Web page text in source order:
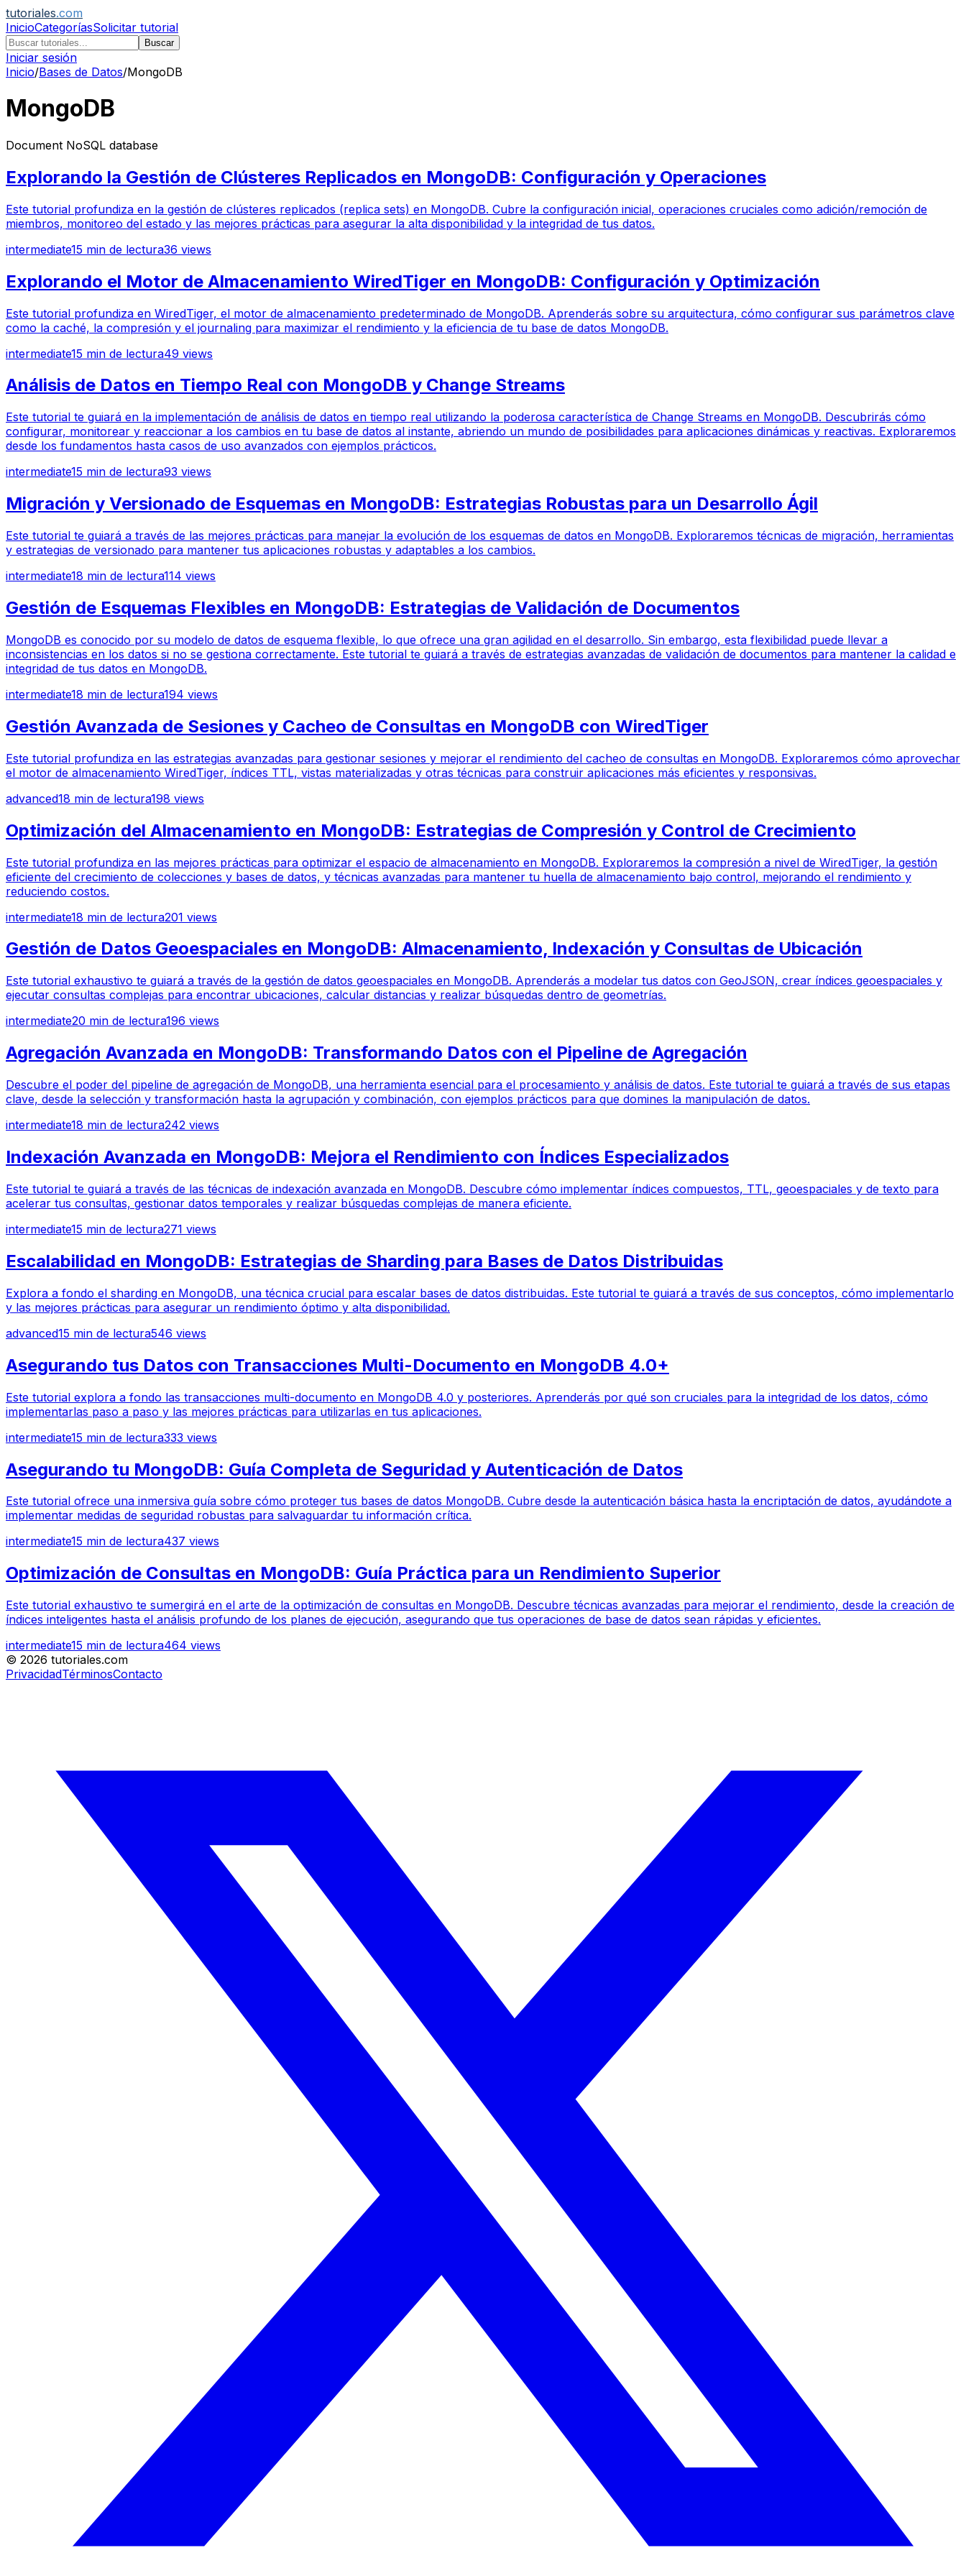
tutoriales.com
InicioCategoríasSolicitar tutorial
Buscar
Iniciar sesión
Inicio/Bases de Datos/MongoDB
MongoDB
Document NoSQL database
Explorando la Gestión de Clústeres Replicados en MongoDB: Configuración y Operaciones
Este tutorial profundiza en la gestión de clústeres replicados (replica sets) en MongoDB. Cubre la configuración inicial, operaciones cruciales como adición/remoción de
miembros, monitoreo del estado y las mejores prácticas para asegurar la alta disponibilidad y la integridad de tus datos.
intermediate15 min de lectura36 views
Explorando el Motor de Almacenamiento WiredTiger en MongoDB: Configuración y Optimización
Este tutorial profundiza en WiredTiger, el motor de almacenamiento predeterminado de MongoDB. Aprenderás sobre su arquitectura, cómo configurar sus parámetros clave
como la caché, la compresión y el journaling para maximizar el rendimiento y la eficiencia de tu base de datos MongoDB.
intermediate15 min de lectura49 views
Análisis de Datos en Tiempo Real con MongoDB y Change Streams
Este tutorial te guiará en la implementación de análisis de datos en tiempo real utilizando la poderosa característica de Change Streams en MongoDB. Descubrirás cómo
configurar, monitorear y reaccionar a los cambios en tu base de datos al instante, abriendo un mundo de posibilidades para aplicaciones dinámicas y reactivas. Exploraremos
desde los fundamentos hasta casos de uso avanzados con ejemplos prácticos.
intermediate15 min de lectura93 views
Migración y Versionado de Esquemas en MongoDB: Estrategias Robustas para un Desarrollo Ágil
Este tutorial te guiará a través de las mejores prácticas para manejar la evolución de los esquemas de datos en MongoDB. Exploraremos técnicas de migración, herramientas
y estrategias de versionado para mantener tus aplicaciones robustas y adaptables a los cambios.
intermediate18 min de lectura114 views
Gestión de Esquemas Flexibles en MongoDB: Estrategias de Validación de Documentos
MongoDB es conocido por su modelo de datos de esquema flexible, lo que ofrece una gran agilidad en el desarrollo. Sin embargo, esta flexibilidad puede llevar a
inconsistencias en los datos si no se gestiona correctamente. Este tutorial te guiará a través de estrategias avanzadas de validación de documentos para mantener la calidad e
integridad de tus datos en MongoDB.
intermediate18 min de lectura194 views
Gestión Avanzada de Sesiones y Cacheo de Consultas en MongoDB con WiredTiger
Este tutorial profundiza en las estrategias avanzadas para gestionar sesiones y mejorar el rendimiento del cacheo de consultas en MongoDB. Exploraremos cómo aprovechar
el motor de almacenamiento WiredTiger, índices TTL, vistas materializadas y otras técnicas para construir aplicaciones más eficientes y responsivas.
advanced18 min de lectura198 views
Optimización del Almacenamiento en MongoDB: Estrategias de Compresión y Control de Crecimiento
Este tutorial profundiza en las mejores prácticas para optimizar el espacio de almacenamiento en MongoDB. Exploraremos la compresión a nivel de WiredTiger, la gestión
eficiente del crecimiento de colecciones y bases de datos, y técnicas avanzadas para mantener tu huella de almacenamiento bajo control, mejorando el rendimiento y
reduciendo costos.
intermediate18 min de lectura201 views
Gestión de Datos Geoespaciales en MongoDB: Almacenamiento, Indexación y Consultas de Ubicación
Este tutorial exhaustivo te guiará a través de la gestión de datos geoespaciales en MongoDB. Aprenderás a modelar tus datos con GeoJSON, crear índices geoespaciales y
ejecutar consultas complejas para encontrar ubicaciones, calcular distancias y realizar búsquedas dentro de geometrías.
intermediate20 min de lectura196 views
Agregación Avanzada en MongoDB: Transformando Datos con el Pipeline de Agregación
Descubre el poder del pipeline de agregación de MongoDB, una herramienta esencial para el procesamiento y análisis de datos. Este tutorial te guiará a través de sus etapas
clave, desde la selección y transformación hasta la agrupación y combinación, con ejemplos prácticos para que domines la manipulación de datos.
intermediate18 min de lectura242 views
Indexación Avanzada en MongoDB: Mejora el Rendimiento con Índices Especializados
Este tutorial te guiará a través de las técnicas de indexación avanzada en MongoDB. Descubre cómo implementar índices compuestos, TTL, geoespaciales y de texto para
acelerar tus consultas, gestionar datos temporales y realizar búsquedas complejas de manera eficiente.
intermediate15 min de lectura271 views
Escalabilidad en MongoDB: Estrategias de Sharding para Bases de Datos Distribuidas
Explora a fondo el sharding en MongoDB, una técnica crucial para escalar bases de datos distribuidas. Este tutorial te guiará a través de sus conceptos, cómo implementarlo
y las mejores prácticas para asegurar un rendimiento óptimo y alta disponibilidad.
advanced15 min de lectura546 views
Asegurando tus Datos con Transacciones Multi-Documento en MongoDB 4.0+
Este tutorial explora a fondo las transacciones multi-documento en MongoDB 4.0 y posteriores. Aprenderás por qué son cruciales para la integridad de los datos, cómo
implementarlas paso a paso y las mejores prácticas para utilizarlas en tus aplicaciones.
intermediate15 min de lectura333 views
Asegurando tu MongoDB: Guía Completa de Seguridad y Autenticación de Datos
Este tutorial ofrece una inmersiva guía sobre cómo proteger tus bases de datos MongoDB. Cubre desde la autenticación básica hasta la encriptación de datos, ayudándote a
implementar medidas de seguridad robustas para salvaguardar tu información crítica.
intermediate15 min de lectura437 views
Optimización de Consultas en MongoDB: Guía Práctica para un Rendimiento Superior
Este tutorial exhaustivo te sumergirá en el arte de la optimización de consultas en MongoDB. Descubre técnicas avanzadas para mejorar el rendimiento, desde la creación de
índices inteligentes hasta el análisis profundo de los planes de ejecución, asegurando que tus operaciones de base de datos sean rápidas y eficientes.
intermediate15 min de lectura464 views
© 2026 tutoriales.com
PrivacidadTérminosContacto